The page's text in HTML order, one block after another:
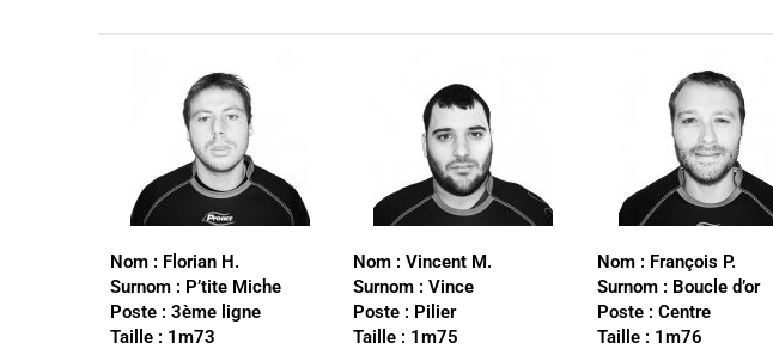
Nom : Florian H.
Surnom : P’tite Miche
Poste : 3ème ligne
Taille : 1m73
Nom : Vincent M.
Surnom : Vince
Poste : Pilier
Taille : 1m75
Nom : François P.
Surnom : Boucle d’or
Poste : Centre
Taille : 1m76